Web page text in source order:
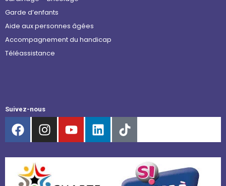
Garde d’enfants
Aide aux personnes âgées
Accompagnement du handicap
Téléassistance
Suivez-nous